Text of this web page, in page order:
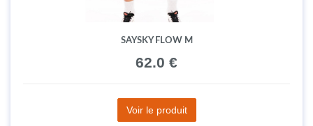
SAYSKY FLOW M
62.0 €
Voir le produit